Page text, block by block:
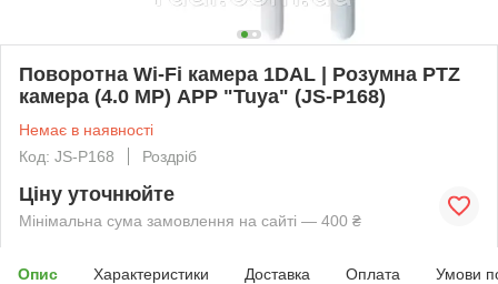
Поворотна Wi-Fi камера 1DAL | Розумна PTZ
камера (4.0 MP) APP "Tuya" (JS-P168)
Немає в наявності
Код: JS-P168
Роздріб
Ціну уточнюйте
Мінімальна сума замовлення на сайті — 400 ₴
Опис Характеристики Доставка Оплата Умови